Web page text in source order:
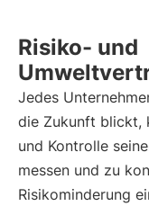
Risiko- und
Jedes
die Zukunft blickt,
und Kontrolle
messen und zu
Risikominderung